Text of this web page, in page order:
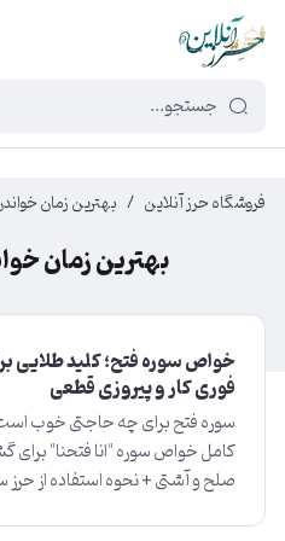
3da2-4422-bb12-2566cb5b8b05
فروشگاه حرز آنلاین / بهترین زمان
بهترین زمان
خواص سوره فتح؛ کلید طلایی
فوری کار و پیروزی قطعی
سوره فتح برای چه حاجتی خوب
کامل خواص سوره "انا فتحنا" برای
صلح و آشتی + نحوه استفاده از